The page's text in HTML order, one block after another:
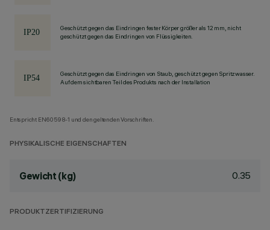
Geschützt gegen das Eindringen fester Körper größer als 12 mm, nicht
geschützt gegen das Eindringen von Flüssigkeiten.
Geschützt gegen das Eindringen von Staub, geschützt gegen Spritzwasser.
Auf dem sichtbaren Teil des Produkts nach der Installation
Entspricht EN60598-1 und den geltenden Vorschriften.
PHYSIKALISCHE EIGENSCHAFTEN
Gewicht (kg) 0.35
PRODUKTZERTIFIZIERUNG